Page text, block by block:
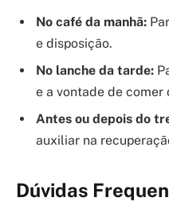
No café da manhã:
e disposição.
No lanche da tarde:
e a vontade de comer
Antes ou depois do
auxiliar na
Dúvidas